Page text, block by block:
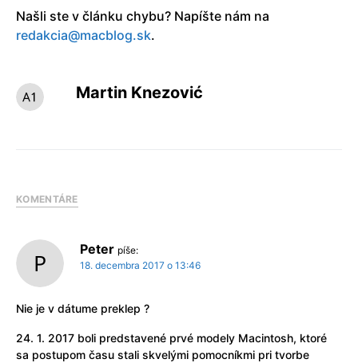
Našli ste v článku chybu? Napíšte nám na
redakcia@macblog.sk.
Martin Knezović
KOMENTÁRE
Peter píše:
18. decembra 2017 o 13:46
Nie je v dátume preklep ?
24. 1. 2017 boli predstavené prvé modely Macintosh, ktoré
sa postupom času stali skvelými pomocníkmi pri tvorbe